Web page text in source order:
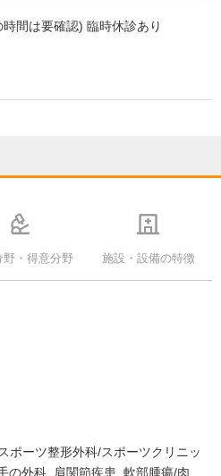
間は要確認) 臨時休診あり
野・得意分野 施設・設備の特徴
ポーツ整形外科/スポーツクリニッ
の外科 肩関節疾患 軟部腫瘍/肉